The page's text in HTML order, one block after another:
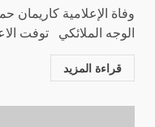
وفاة الإعلامية كاريمان
الوجه الملائكي توفت
قراءة المزيد